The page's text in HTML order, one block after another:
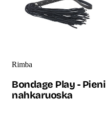
Rimba
Bondage Play - Pieni
nahkaruoska